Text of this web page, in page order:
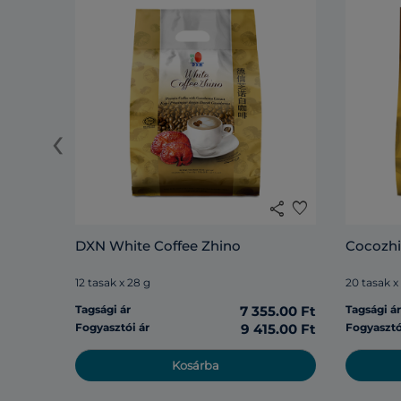
share favorite
DXN White Coffee Zhino
12 tasak x 28 g
Tagsági ár
7 355.00 Ft
Fogyasztói ár 9 415.00 Ft
Kosárba
Cocozhi
20 tasak x
Tagsági ár
‹